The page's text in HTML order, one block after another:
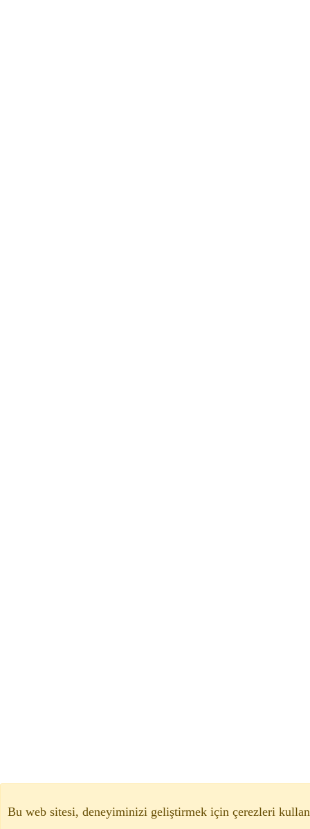
Bu web sitesi, deneyiminizi geliştirmek için çerezleri